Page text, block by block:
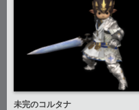
未完のコルタナ